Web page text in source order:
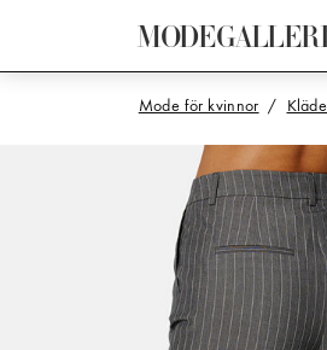
MODEGALLER
Mode för kvinnor